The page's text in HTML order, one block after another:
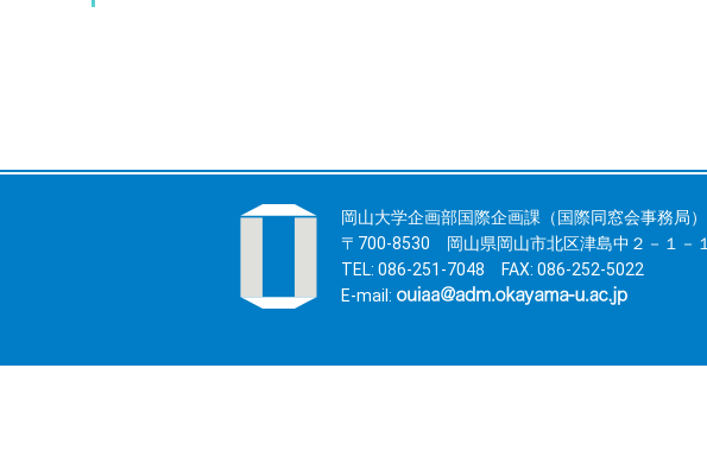
岡山大学企画部国際企画課（国際同窓会事務局）
〒700-8530 岡山県岡山市北区津島中２－１－１
TEL: 086-251-7048 FAX: 086-252-5022
E-mail: